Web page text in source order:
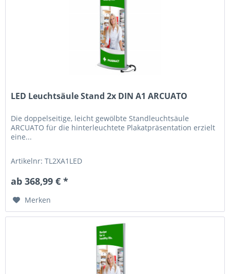
LED Leuchtsäule Stand 2x DIN A1 ARCUATO
Die doppelseitige, leicht gewölbte Standleuchtsäule
ARCUATO für die hinterleuchtete Plakatpräsentation erzielt
eine...
Artikelnr: TL2XA1LED
ab 368,99 € *
Merken